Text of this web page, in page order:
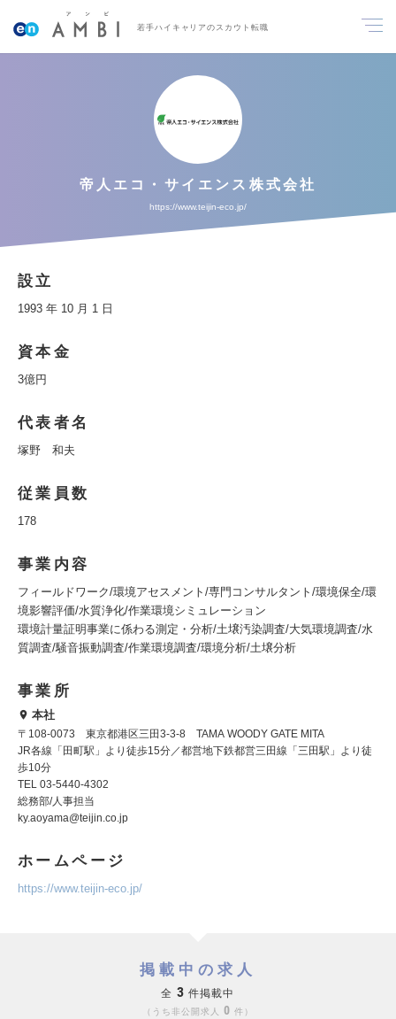
若手ハイキャリアのスカウト転職
帝人エコ・サイエンス株式会社
https://www.teijin-eco.jp/
設立
1993 年 10 月 1 日
資本金
3億円
代表者名
塚野 和夫
従業員数
178
事業内容
フィールドワーク/環境アセスメント/専門コンサルタント/環境保全/環
境影響評価/水質浄化/作業環境シミュレーション
環境計量証明事業に係わる測定・分析/土壌汚染調査/大気環境調査/水
質調査/騒音振動調査/作業環境調査/環境分析/土壌分析
事業所
本社
〒108-0073 東京都港区三田3-3-8 TAMA WOODY GATE MITA
JR各線「田町駅」より徒歩15分／都営地下鉄都営三田線「三田駅」より徒
歩10分
TEL 03-5440-4302
総務部/人事担当
ky.aoyama@teijin.co.jp
ホームページ
https://www.teijin-eco.jp/
掲載中の求人
全 3 件掲載中
うち非公開求人 0 件